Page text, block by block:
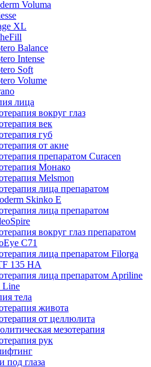
Voluma
XL
Balance
Intense
Soft
Volume
лица
вокруг глаз
век
губ
от акне
препаратом Curacen
Монако
Melsmon
лица препаратом
Skinko E
лица препаратом
вокруг глаз препаратом
С71
лица препаратом Filorga
135 HA
лица препаратом Apriline
Line
тела
живота
от целлюлита
мезотерапия
рук
под глаза